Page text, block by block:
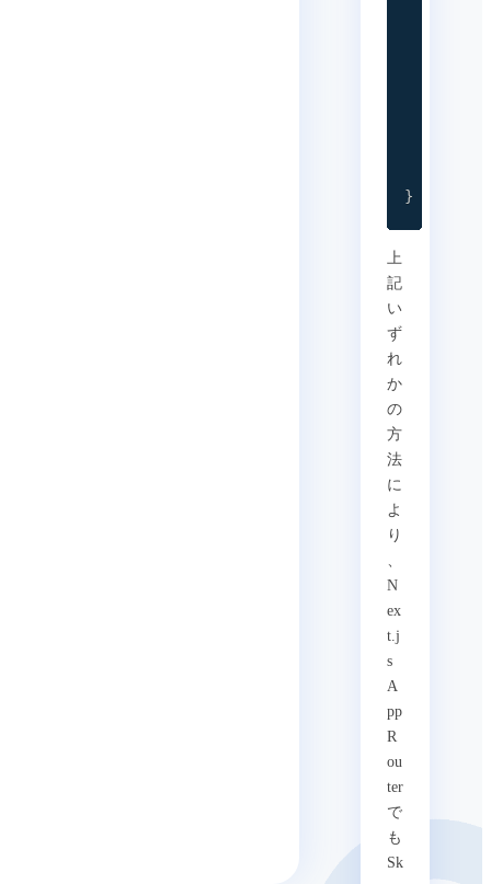
}
上
記
い
ず
れ
か
の
方
法
に
よ
り
、
N
ex
t.j
s
A
pp
R
ou
ter
で
も
Sk